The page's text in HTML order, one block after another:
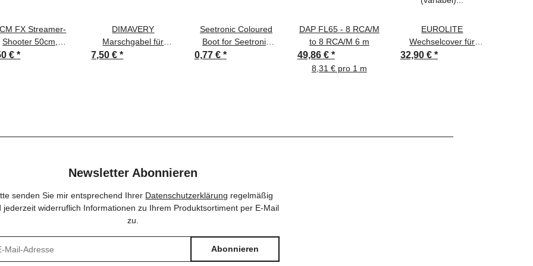
FX Streamer-
Shooter 50cm,
weiß/silber
€*
DIMAVERY
Marschgabel für
Saxophon
7,50 €*
Seetronic Coloured
Boot for Seetronic
Jack Rot
0,77 € *
DAP FL65 - 8 RCA/M
to 8 RCA/M 6 m
49,86 € *
8,31 € pro 1 m
EUROLITE
Wechselcover für
Stage Stand Set
32,90 € *
Newsletter Abonnieren
senden Sie mir entsprechend Ihrer Datenschutzerklärung regelmäßig
jederzeit widerruflich Informationen zu Ihrem Produktsortiment per E-Mail
zu.
Abonnieren